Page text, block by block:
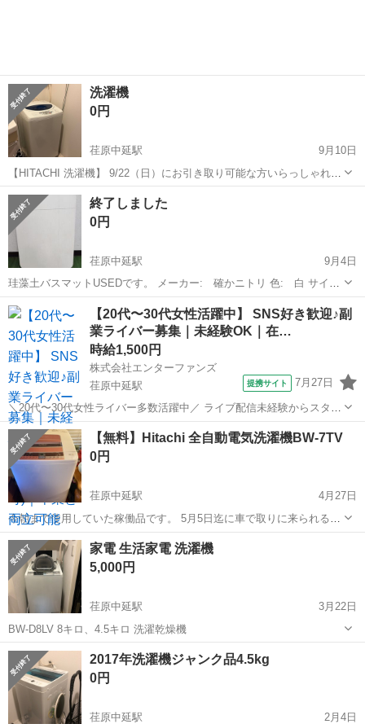
洗濯機
0円
荏原中延駅
9月10日
【HITACHI 洗濯機】 9/22（日）にお引き取り可能な方いらっしゃれ
ば、 無料でお譲り致します。 ※8:00-14:30 or 18:30-20:00 動作等、特
に問題なく使えます。 サイズ:幅50cm 奥行50c...
東京 品川区 荏原中延駅
終了しました
0円
荏原中延駅
9月4日
珪藻土バスマットUSEDです。 メーカー: 確かニトリ 色: 白 サイ
ズ: 55ｘ40 珪藻土が気に入ったので小さいサイズに買い替えまし
た。使用感あります。 一度使って見たかった方、いかがでしょうか。
品川区立延山小学...
東京 荏原中延駅 生活家電 珪藻土
【20代〜30代女性活躍中】 SNS好き歓迎♪副
業ライバー募集｜未経験OK｜在…
時給1,500円
株式会社エンターファンズ
荏原中延駅
提携サイト 7月27日
＼20代〜30代女性ライバー多数活躍中／ ライブ配信未経験からスター
トした方がほとんど！ SNSやコミュニケーションが好きな方であれば
経験は問いません。 【所属特典】 ・専属マネージャーによるサポート
・未経験向け...
東京 品川区 荏原中延駅 その他
【無料】Hitachi 全自動電気洗濯機BW-7TV
0円
荏原中延駅
4月27日
今朝まで使用していた稼働品です。 5月5日迄に車で取りに来られる方
を優先します。 よろしくおねがいします。
東京 品川区 荏原中延駅 生活家電
家電 生活家電 洗濯機
5,000円
荏原中延駅
3月22日
BW-D8LV 8キロ、4.5キロ 洗濯乾燥機
東京 品川区 荏原中延駅 生活家電
2017年洗濯機ジャンク品4.5kg
0円
荏原中延駅
2月4日